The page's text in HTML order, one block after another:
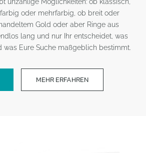
oder mehrfarbig, ob breit oder
Gold oder aber Ringe aus
lang und nur Ihr entscheidet, was
was Eure Suche maßgeblich bestimmt.
MEHR ERFAHREN